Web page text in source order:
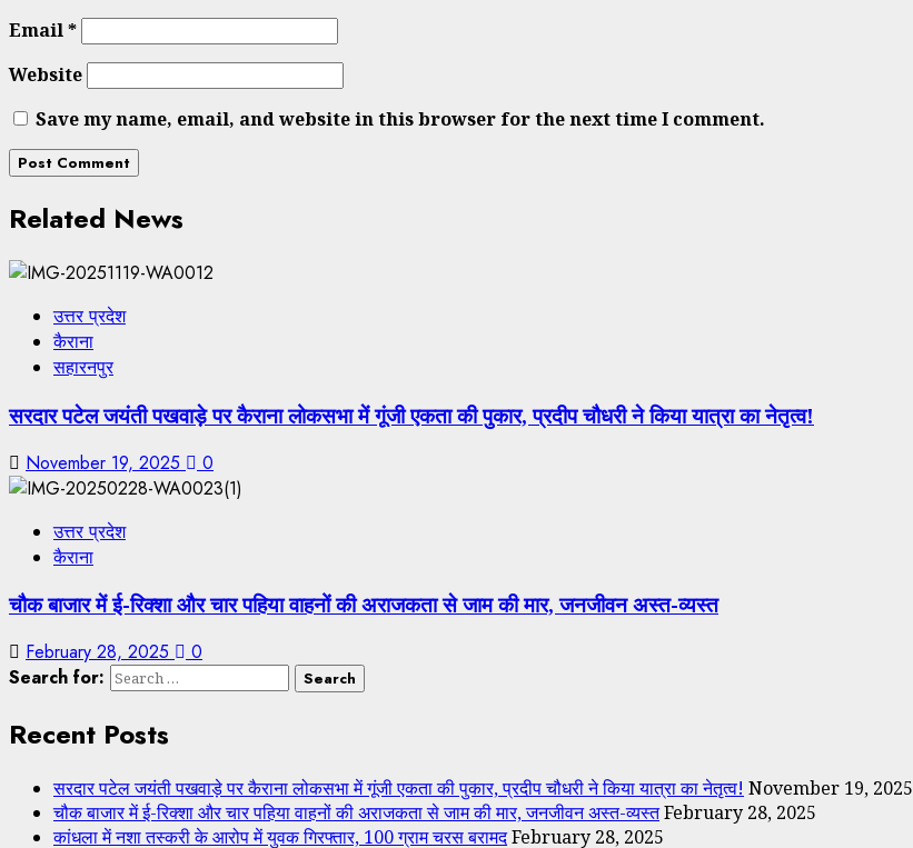
Email*
Website
Save my name, email, and website in this browser for the next time I comment.
Related News
उत्तर प्रदेश
कैराना
सहारनपुर
सरदार पटेल जयंती पखवाड़े पर कैराना लोकसभा में गूंजी एकता की पुकार, प्रदीप चौधरी ने किया यात्रा का नेतृत्व!
November 19, 2025 0
उत्तर प्रदेश
कैराना
चौक बाजार में ई-रिक्शा और चार पहिया वाहनों की अराजकता से जाम की मार, जनजीवन अस्त-व्यस्त
February 28, 2025
0
Search for:
Recent Posts
सरदार पटेल जयंती पखवाड़े पर कैराना लोकसभा में गूंजी एकता की पुकार, प्रदीप चौधरी ने किया यात्रा का नेतृत्व! November 19, 2025
चौक बाजार में ई-रिक्शा और चार पहिया वाहनों की अराजकता से जाम की मार, जनजीवन अस्त-व्यस्तFebruary 28, 2025
कांधला में नशा तस्करी के आरोप में युवक गिरफ्तार, 100 ग्राम चरस बरामदFebruary 28, 2025